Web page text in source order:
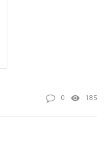
0 185